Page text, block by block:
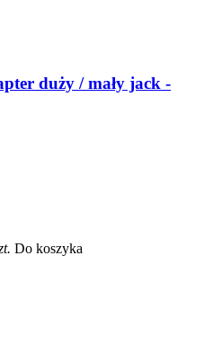
duży / mały jack -
Do koszyka